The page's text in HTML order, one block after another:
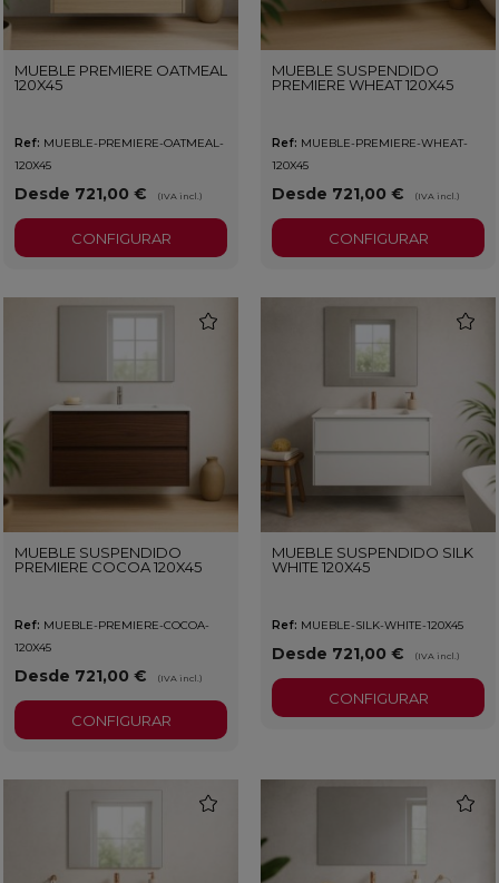
MUEBLE PREMIERE OATMEAL
120X45
Ref: MUEBLE-PREMIERE-OATMEAL-
120X45
Desde 721,00 € (IVA incl.)
CONFIGURAR
MUEBLE SUSPENDIDO
PREMIERE WHEAT 120X45
Ref: MUEBLE-PREMIERE-WHEAT-
120X45
Desde 721,00 € (IVA incl.)
CONFIGURAR
MUEBLE SUSPENDIDO
PREMIERE COCOA 120X45
Ref: MUEBLE-PREMIERE-COCOA-
120X45
Desde 721,00 € (IVA incl.)
CONFIGURAR
MUEBLE SUSPENDIDO SILK
WHITE 120X45
Ref: MUEBLE-SILK-WHITE-120X45
Desde 721,00 € (IVA incl.)
CONFIGURAR